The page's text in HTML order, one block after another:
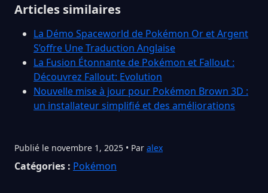
Articles similaires
La Démo Spaceworld de Pokémon Or et Argent
S’offre Une Traduction Anglaise
La Fusion Étonnante de Pokémon et Fallout :
Découvrez Fallout: Evolution
Nouvelle mise à jour pour Pokémon Brown 3D :
un installateur simplifié et des améliorations
Publié le novembre 1, 2025 • Par alex
Catégories : Pokémon